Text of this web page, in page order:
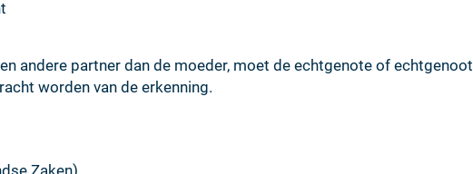
andere partner dan de moeder, moet de echtgenote of echtgenoot
worden van de erkenning.
Zaken)